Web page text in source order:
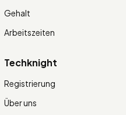
Gehalt
Arbeitszeiten
Techknight
Registrierung
Über uns